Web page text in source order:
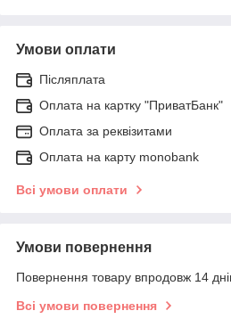
Умови оплати
Післяплата
Оплата на картку "ПриватБанк"
Оплата за реквізитами
Оплата на карту monobank
Всі умови оплати
Умови повернення
Повернення товару впродовж 14
Всі умови повернення